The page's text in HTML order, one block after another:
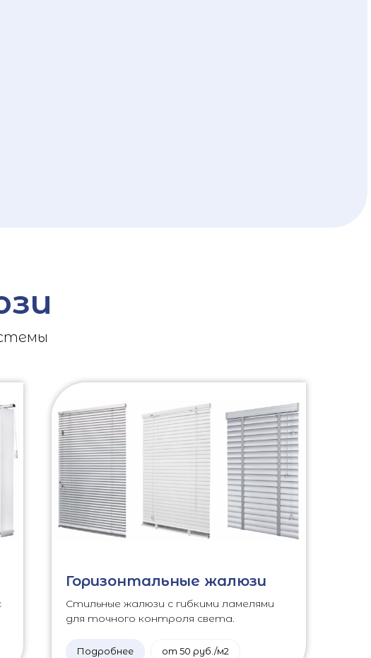
Горизонтальные жалюзи
Стильные жалюзи с гибкими ламелями
для точного контроля света.
Подробнее от 50 руб./м2